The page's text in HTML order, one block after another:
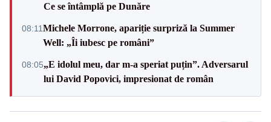
Ce se întâmplă pe Dunăre
08:11Michele Morrone, apariție surpriză la Summer
Well: „Îi iubesc pe români”
08:05„E idolul meu, dar m-a speriat puțin”. Adversarul
lui David Popovici, impresionat de român